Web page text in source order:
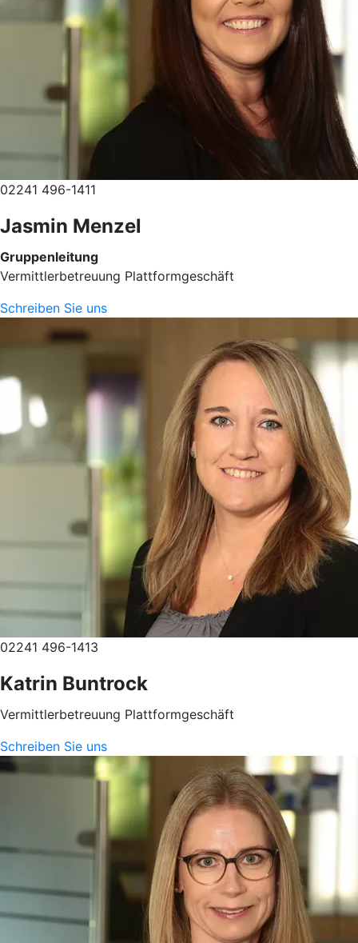
02241 496-1411
Jasmin Menzel
Gruppenleitung
Vermittlerbetreuung Plattformgeschäft
Schreiben Sie uns
02241 496-1413
Katrin Buntrock
Vermittlerbetreuung Plattformgeschäft
Schreiben Sie uns